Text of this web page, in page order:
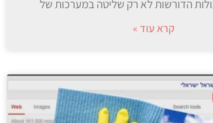
הדורשות לא רק שליטה במערכות של
קרא עוד »